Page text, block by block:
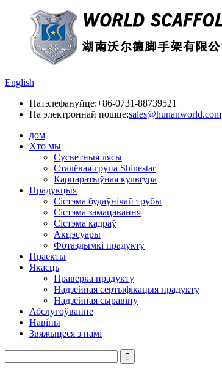
English
Патэлефануйце:+86-0731-88739521
Па электроннай пошце:sales@hunanworld.com
дом
Хто мы
Сусветныя лясы
Сталёвая група Shinestar
Карпаратыўная культура
Прадукцыя
Сістэма будаўнічай трубы
Сістэма замацавання
Сістэма кадраў
Акцэсуары
Фотаздымкі прадукту
Праекты
Якасць
Праверка прадукту
Надзейная сертыфікацыя прадукту
Надзейная сыравіну
Абслугоўванне
Навіны
Звяжыцеся з намі